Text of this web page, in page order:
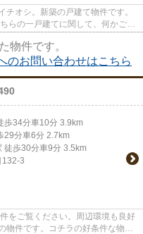
オシ。新築の戸建て物件です。
らの一戸建てに関して、何かご不
物件です。
お問い合わせはこちら
歩34分車10分 3.9km
29分車6分 2.7km
徒歩30分車9分 3.5km
132-3
をご覧ください。周辺環境も良好
物件です。コチラの好条件な物件